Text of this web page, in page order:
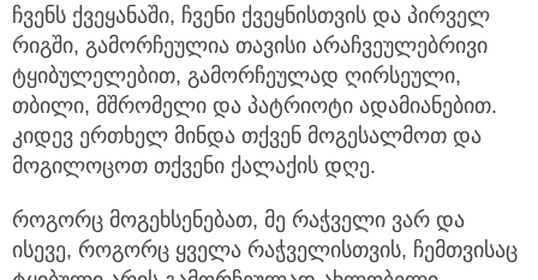
ჩვენს ქვეყანაში, ჩვენი ქვეყნისთვის და პირველ
რიგში, გამორჩეულია თავისი არაჩვეულებრივი
ტყიბულელებით, გამორჩეულად ღირსეული,
თბილი, მშრომელი და პატრიოტი ადამიანებით.
კიდევ ერთხელ მინდა თქვენ მოგესალმოთ და
მოგილოცოთ თქვენი ქალაქის დღე.
როგორც მოგეხსენებათ, მე რაჭველი ვარ და
ისევე, როგორც ყველა რაჭველისთვის, ჩემთვისაც